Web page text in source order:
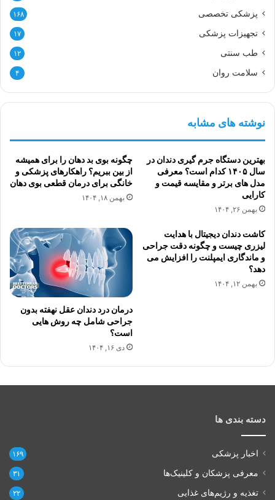
پزشکی تخصصی ۱۶۸
تجهیزات پزشکی ۱۷
طب سنتی ۱۲
سلامت روان ۴
نوشته های مشابه
بهترین دستگاه جرم گیری دندان در
سال ۱۴۰۵ کدام است؟ معرفی
مدل های برتر و مقایسه قیمت و
کارایی
بهمن ۲۶, ۱۴۰۴
چگونه بوی بد دهان را برای همیشه
از بین ببریم؟ راهکارهای پزشکی و
خانگی برای درمان قطعی بوی دهان
بهمن ۱۸, ۱۴۰۴
کاشت دندان دیجیتال با هدایت
لیزری چیست و چگونه دقت جراحی
و ماندگاری ایمپلنت را افزایش می
دهد؟
بهمن ۱۲, ۱۴۰۴
درمان درد دندان عقل نهفته بدون
جراحی شامل چه روش هایی
است؟
دی ۱۶, ۱۴۰۴
دسته بندی ها
اخبار پزشکی ۱۶۹
معرفی پزشکان و کلینیک‌ها ۳۱
تغذیه و رژیم‌های غذایی ۲۲